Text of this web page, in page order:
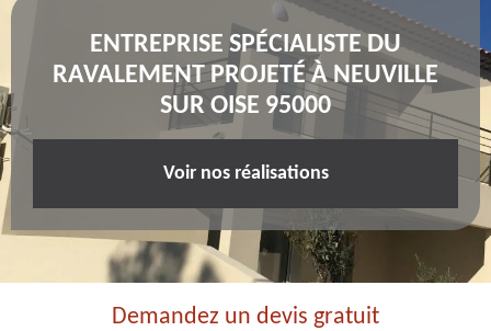
ENTREPRISE SPÉCIALISTE DU
RAVALEMENT PROJETÉ À NEUVILLE
SUR OISE 95000
Voir nos réalisations
Demandez un devis gratuit